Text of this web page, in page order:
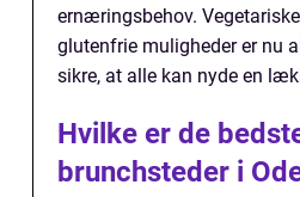
ernæringsbehov.
glutenfrie muligheder er nu
sikre, at alle kan nyde en
Hvilke er de
brunchsteder i